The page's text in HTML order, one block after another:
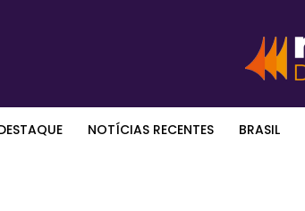
NOTÍCIAS RECENTES BRASIL